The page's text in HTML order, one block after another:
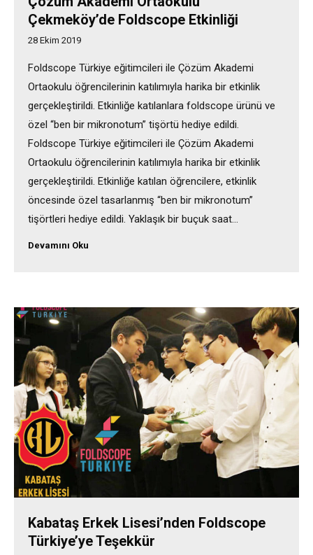
Çekmeköy’de Foldscope Etkinliği
28 Ekim 2019
Foldscope Türkiye eğitimcileri ile Çözüm Akademi
Ortaokulu öğrencilerinin katılımıyla harika bir etkinlik
gerçekleştirildi. Etkinliğe katılanlara foldscope ürünü ve
özel “ben bir mikronotum” tişörtü hediye edildi.
Foldscope Türkiye eğitimcileri ile Çözüm Akademi
Ortaokulu öğrencilerinin katılımıyla harika bir etkinlik
gerçekleştirildi. Etkinliğe katılan öğrencilere, etkinlik
öncesinde özel tasarlanmış “ben bir mikronotum”
tişörtleri hediye edildi. Yaklaşık bir buçuk saat…
Devamını Oku
Kabataş Erkek Lisesi’nden Foldscope
Türkiye’ye Teşekkür